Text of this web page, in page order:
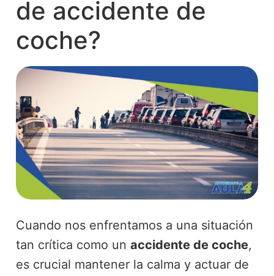
de accidente de
coche?
Cuando nos enfrentamos a una situación
tan crítica como un accidente de coche,
es crucial mantener la calma y actuar de